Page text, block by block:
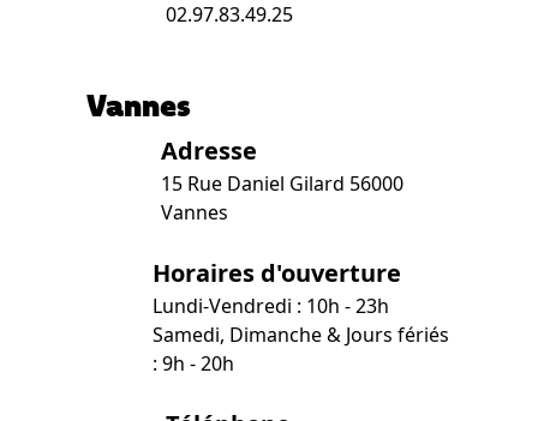
02.97.83.49.25
Vannes
Adresse
15 Rue Daniel Gilard 56000
Vannes
Horaires d'ouverture
Lundi-Vendredi : 10h - 23h
Samedi, Dimanche & Jours fériés
: 9h - 20h